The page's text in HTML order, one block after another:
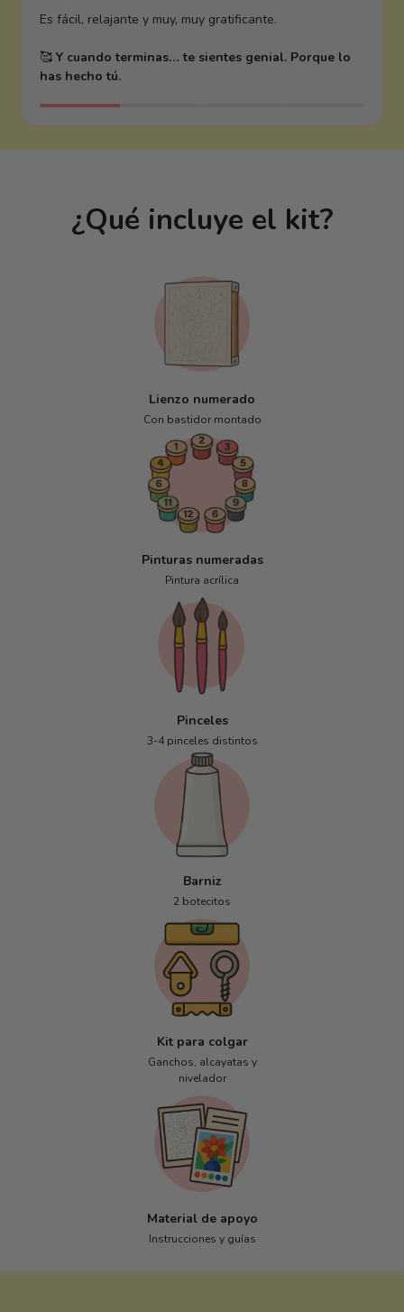
Es fácil, relajante y muy, muy gratificante.
🥰 Y cuando terminas… te sientes genial. Porque lo
has hecho tú.
¿Qué incluye el kit?
Lienzo numerado
Con bastidor montado
Pinturas numeradas
Pintura acrílica
Pinceles
3-4 pinceles distintos
Barniz
2 botecitos
Kit para colgar
Ganchos, alcayatas y
nivelador
Material de apoyo
Instrucciones y guías